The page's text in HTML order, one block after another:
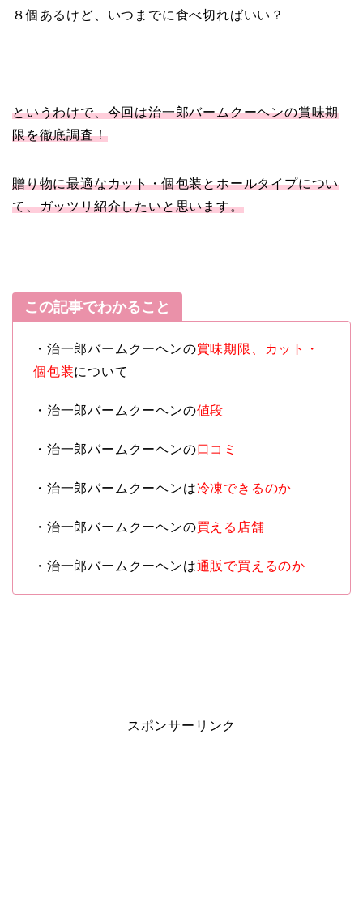
８個あるけど、いつまでに食べ切ればいい？
というわけで、今回は治一郎バームクーヘンの賞味期
限を徹底調査！
贈り物に最適なカット・個包装とホールタイプについ
て、ガッツリ紹介したいと思います。
この記事でわかること
・治一郎バームクーヘンの賞味期限、カット・
個包装について
・治一郎バームクーヘンの値段
・治一郎バームクーヘンの口コミ
・治一郎バームクーヘンは冷凍できるのか
・治一郎バームクーヘンの買える店舗
・治一郎バームクーヘンは通販で買えるのか
スポンサーリンク